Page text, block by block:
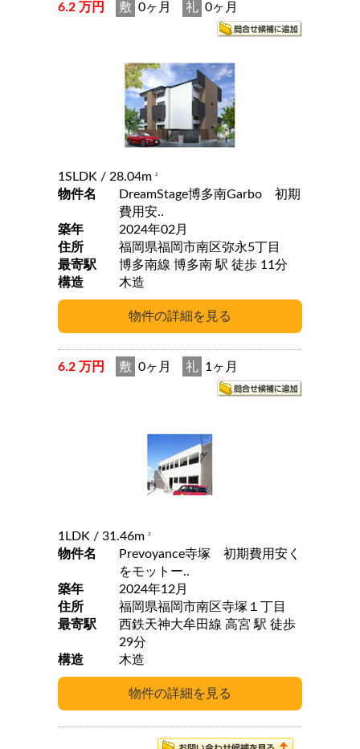
6.2 万円 敷 0ヶ月 礼 0ヶ月
1SLDK / 28.04m 2
物件名
DreamStage博多南Garbo 初期
費用安..
築年
2024年02月
住所
福岡県福岡市南区弥永5丁目
最寄駅
博多南線 博多南 駅 徒歩 11分
構造
木造
6.2 万円 敷 0ヶ月 礼 1ヶ月
1LDK / 31.46m 2
物件名
Prevoyance寺塚 初期費用安く
をモットー..
築年
2024年12月
住所
福岡県福岡市南区寺塚１丁目
最寄駅
西鉄天神大牟田線 高宮 駅 徒歩
29分
構造
木造